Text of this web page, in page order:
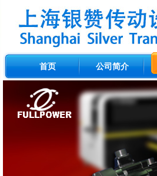
首页 公司简介